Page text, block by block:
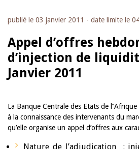
publié le 03 janvier 2011 - date limite le
Appel d’offres
d’injection de
Janvier 2011
La Banque Centrale des Etats de
à la connaissance des intervenants du
qu’elle organise un appel d’offres aux
Nature de l’adjudication :